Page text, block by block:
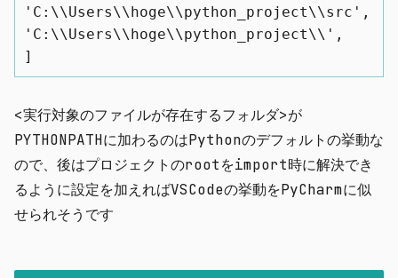
'C:\\Users\\hoge\\python_project\\src',
'C:\\Users\\hoge\\python_project\\',
]
<実行対象のファイルが存在するフォルダ>が
PYTHONPATHに加わるのはPythonのデフォルトの挙動な
ので、後はプロジェクトのrootをimport時に解決でき
るように設定を加えればVSCodeの挙動をPyCharmに似
せられそうです